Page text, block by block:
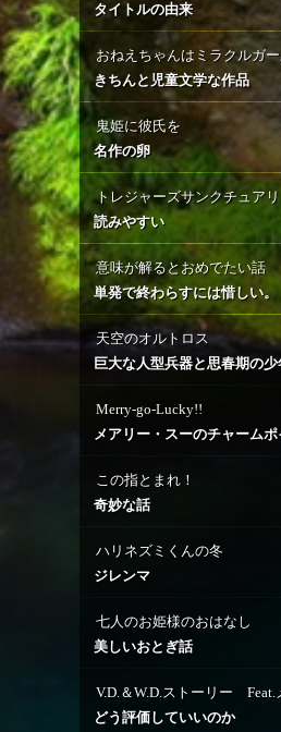
タイトルの由来
おねえちゃんはミラクルガ
きちんと児童文学な作品
鬼姫に彼氏を
名作の卵
トレジャーズサンクチュアリ
読みやすい
意味が解るとおめでたい話
単発で終わらすには惜しい。
天空のオルトロス
巨大な人型兵器と思春期の少
Merry-go-Lucky!!
メアリー・スーのチャームポ
この指とまれ！
奇妙な話
ハリネズミくんの冬
ジレンマ
七人のお姫様のおはなし
美しいおとぎ話
V.D.＆W.D.ストーリー Feat.
どう評価していいのか